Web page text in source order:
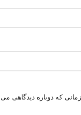
که دوباره دیدگاهی